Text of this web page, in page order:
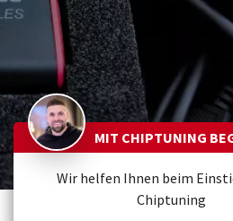
MIT CHIPTUNING
Wir helfen Ihnen beim
Chiptuning